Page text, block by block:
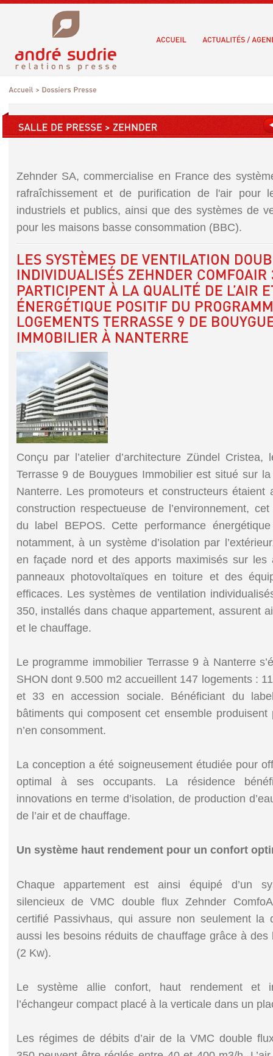
Zehnder SA, commercialise en France des
rafraîchissement et de purification de l'air pour
industriels et publics, ainsi que des systèmes de
pour les maisons basse consommation (BBC).
Conçu par l’atelier d’architecture Zündel Cristea,
Terrasse 9 de Bouygues Immobilier est situé sur
Nanterre. Les promoteurs et constructeurs étaient
construction respectueuse de l’environnement,
du label BEPOS. Cette performance
notamment, à un système d’isolation par
en façade nord et des apports maximisés sur les
panneaux photovoltaïques en toiture et des
efficaces. Les systèmes de ventilation
350, installés dans chaque appartement, assurent
et le chauffage.
Le programme immobilier Terrasse 9 à Nanterre
SHON dont 9.500 m2 accueillent 147 logements :
et 33 en accession sociale. Bénéficiant du
bâtiments qui composent cet ensemble produisent
n’en consomment.
La conception a été soigneusement étudiée pour
optimal à ses occupants. La résidence
innovations en terme d’isolation, de production
de l’air et de chauffage.
Un système haut rendement pour un confort
Chaque appartement est ainsi équipé d’un
silencieux de VMC double flux Zehnder
certifié Passivhaus, qui assure non seulement la
aussi les besoins réduits de chauffage grâce à des
(2 Kw).
Le système allie confort, haut rendement et
l’échangeur compact placé à la verticale dans un
Les régimes de débits d’air de la VMC double